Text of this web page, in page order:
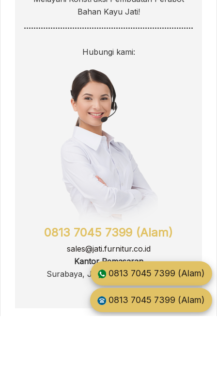
Bahan Kayu Jati!
Hubungi kami:
0813 7045 7399 (Alam)
sales@jati.furnitur.co.id
Kantor Pemasaran
Surabaya, Jawa Timur, Indonesia
0813 7045 7399 (Alam)
0813 7045 7399 (Alam)